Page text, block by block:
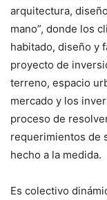
arquitectura,
mano”, donde los
habitado, diseño y
proyecto de
terreno, espacio
mercado y los
proceso de
requerimientos de
hecho a la medida.
Es colectivo